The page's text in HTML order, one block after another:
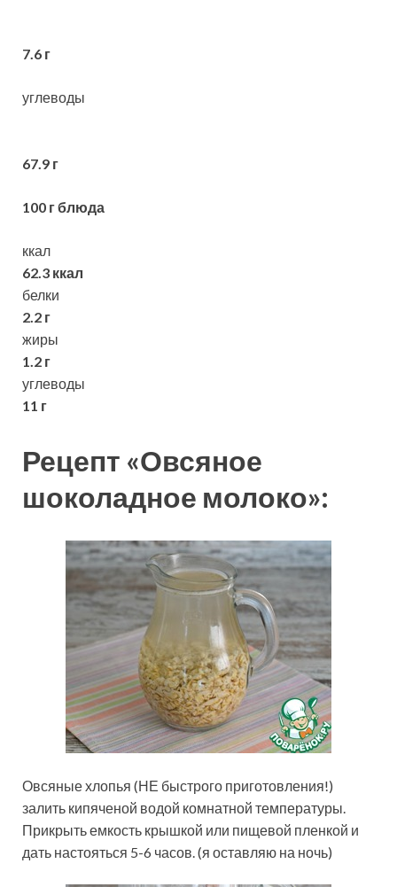
7.6 г
углеводы
67.9 г
100 г блюда
ккал
62.3 ккал
белки
2.2 г
жиры
1.2 г
углеводы
11 г
Рецепт «Овсяное
шоколадное молоко»:
Овсяные хлопья (НЕ быстрого приготовления!)
залить кипяченой водой комнатной температуры.
Прикрыть емкость крышкой или пищевой пленкой и
дать настояться 5-6 часов. (я оставляю на ночь)